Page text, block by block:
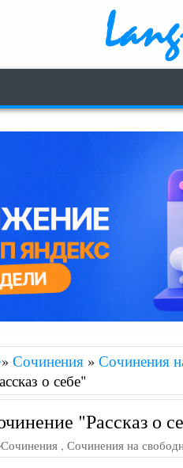
» Сочинения » Сочинения
о себе"
"Рассказ о
Сочинения , Сочинения на